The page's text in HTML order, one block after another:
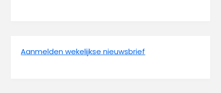
Aanmelden wekelijkse nieuwsbrief